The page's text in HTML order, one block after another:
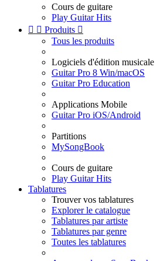
Cours de guitare
Play Guitar Hits
  Produits 
Tous les produits
Logiciels d'édition musicale
Guitar Pro 8 Win/macOS
Guitar Pro Education
Applications Mobile
Guitar Pro iOS/Android
Partitions
MySongBook
Cours de guitare
Play Guitar Hits
Tablatures
Trouver vos tablatures
Explorer le catalogue
Tablatures par artiste
Tablatures par genre
Toutes les tablatures